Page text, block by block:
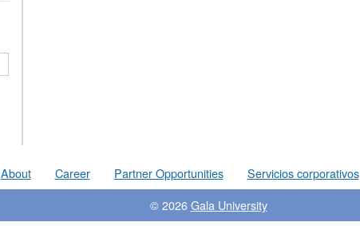
About Career Partner Opportunities Servicios corporativos
© 2026Gala University